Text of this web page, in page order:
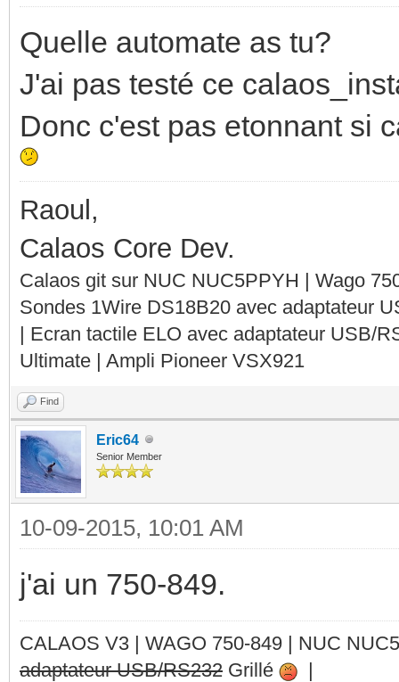
Quelle automate as tu?
J'ai pas testé ce
Donc c'est pas etonnant si
Raoul,
Calaos Core Dev.
Calaos git sur NUC NUC5PPYH | Wago
Sondes 1Wire DS18B20 avec adaptateur
| Ecran tactile ELO avec adaptateur USB/
Ultimate | Ampli Pioneer VSX921
Find
Eric64
Senior Member
10-09-2015, 10:01 AM
j'ai un 750-849.
CALAOS V3 | WAGO 750-849 | NUC
adaptateur USB/RS232 Grillé
|